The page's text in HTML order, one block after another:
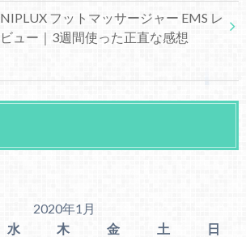
NIPLUX フットマッサージャー EMS レ
ビュー｜3週間使った正直な感想
2020年1月
水 木 金 土
日